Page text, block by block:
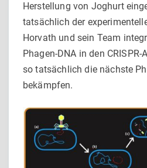
Herstellung von Joghurt
tatsächlich der
Horvath und sein Team
Phagen-DNA in den
so tatsächlich die nächste
bekämpfen.